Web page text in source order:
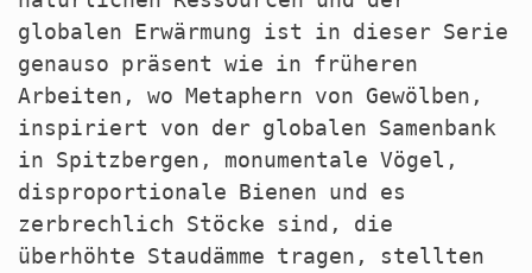
globalen Erwärmung ist in dieser Serie
genauso präsent wie in früheren
Arbeiten, wo Metaphern von Gewölben,
inspiriert von der globalen Samenbank
in Spitzbergen, monumentale Vögel,
disproportionale Bienen und es
zerbrechlich Stöcke sind, die
überhöhte Staudämme tragen, stellten